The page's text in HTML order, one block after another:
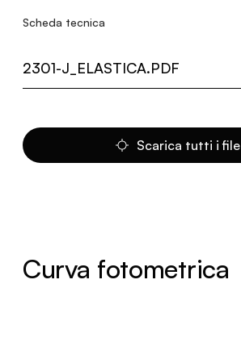
Scheda tecnica
2301-J_ELASTICA.PDF
Scarica tutti i file
Curva fotometrica